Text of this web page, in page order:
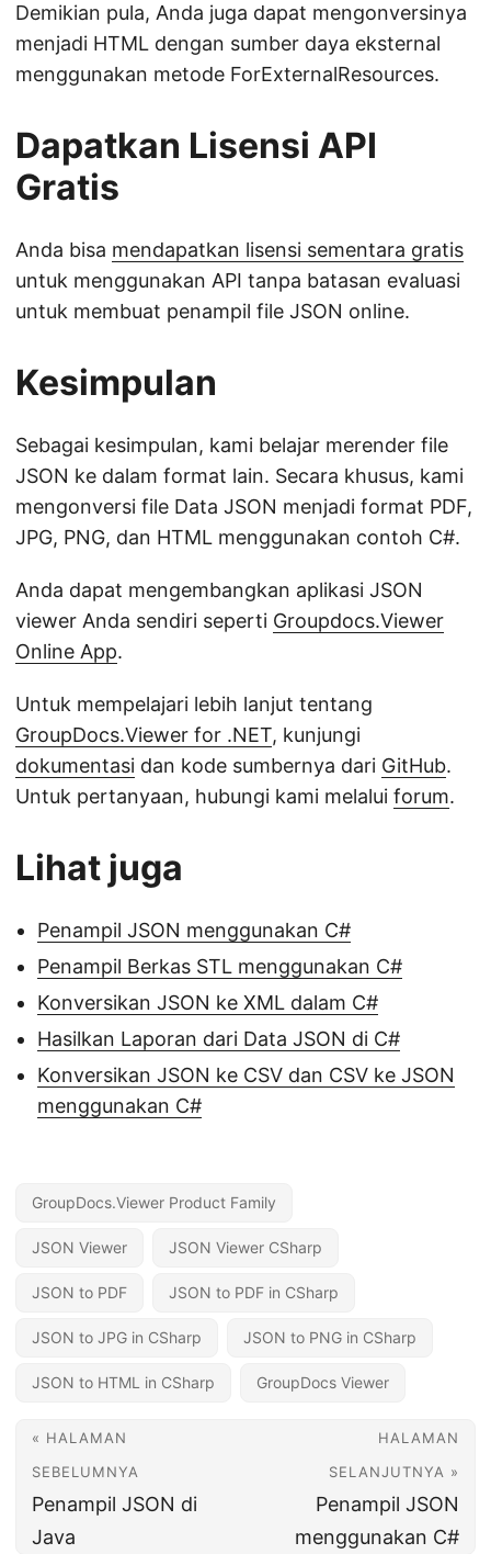
Demikian pula, Anda juga dapat mengonversinya
menjadi HTML dengan sumber daya eksternal
menggunakan metode ForExternalResources.
Dapatkan Lisensi API
Gratis
Anda bisa mendapatkan lisensi sementara gratis
untuk menggunakan API tanpa batasan evaluasi
untuk membuat penampil file JSON online.
Kesimpulan
Sebagai kesimpulan, kami belajar merender file
JSON ke dalam format lain. Secara khusus, kami
mengonversi file Data JSON menjadi format PDF,
JPG, PNG, dan HTML menggunakan contoh C#.
Anda dapat mengembangkan aplikasi JSON
viewer Anda sendiri seperti Groupdocs.Viewer
Online App.
Untuk mempelajari lebih lanjut tentang
GroupDocs.Viewer for .NET, kunjungi
dokumentasi dan kode sumbernya dari GitHub.
Untuk pertanyaan, hubungi kami melalui forum.
Lihat juga
Penampil JSON menggunakan C#
Penampil Berkas STL menggunakan C#
Konversikan JSON ke XML dalam C#
Hasilkan Laporan dari Data JSON di C#
Konversikan JSON ke CSV dan CSV ke JSON
menggunakan C#
GroupDocs.Viewer Product Family
JSON Viewer JSON Viewer CSharp
JSON to PDF JSON to PDF in CSharp
JSON to JPG in CSharp JSON to PNG in CSharp
JSON to HTML in CSharp GroupDocs Viewer
« HALAMAN
SEBELUMNYA
Penampil JSON di
Java
HALAMAN
SELANJUTNYA »
Penampil JSON
menggunakan C#